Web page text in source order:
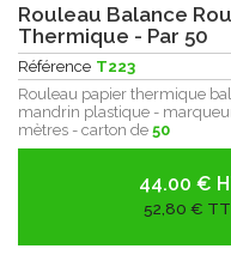
Rouleau Balance
Thermique - Par 50
Référence T223
Rouleau papier thermique
mandrin plastique -
mètres - carton de 50
44.00 €
52,80 €